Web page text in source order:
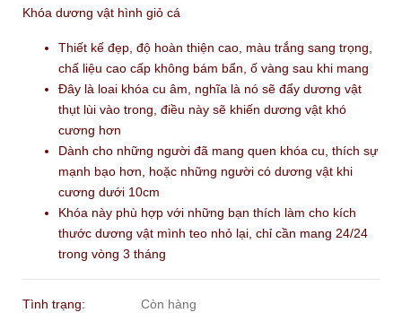
Khóa dương vật hình giỏ cá
Thiết kế đẹp, độ hoàn thiện cao, màu trắng sang trọng,
chấ liệu cao cấp không bám bẩn, ố vàng sau khi mang
Đây là loai khóa cu âm, nghĩa là nó sẽ đẩy dương vật
thụt lùi vào trong, điều này sẽ khiến dương vật khó
cương hơn
Dành cho những người đã mang quen khóa cu, thích sự
mạnh bạo hơn, hoặc những người có dương vật khi
cương dưới 10cm
Khóa này phù hợp với những bạn thích làm cho kích
thước dương vật mình teo nhỏ lại, chỉ cần mang 24/24
trong vòng 3 tháng
Tình trạng: Còn hàng